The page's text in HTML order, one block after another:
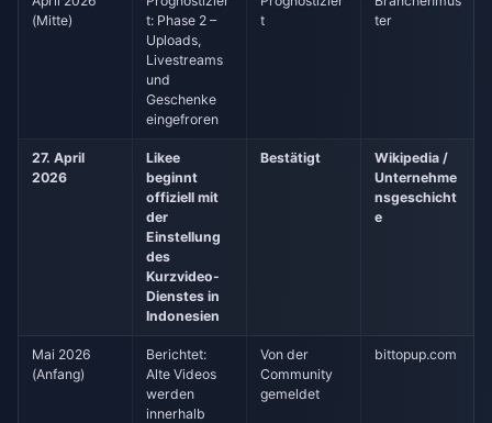
(Mitte)
t: Phase 2 –
Uploads,
Livestreams
und
Geschenke
eingefroren
t
ter
27. April
2026
Likee
beginnt
offiziell mit
der
Einstellung
des
Kurzvideo-
Dienstes in
Indonesien
Bestätigt
Wikipedia /
Unternehme
nsgeschicht
e
Mai 2026
(Anfang)
Berichtet:
Alte Videos
werden
innerhalb
Von der
Community
gemeldet
bittopup.com